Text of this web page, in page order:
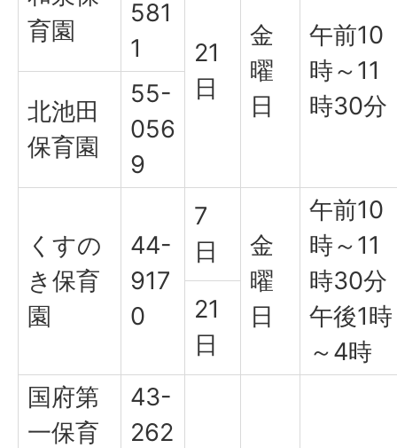
育園
581
1
21
日
金
曜
日
午前10
時～11
時30分
北池田
保育園
55-
056
9
くすの
き保育
園
44-
917
0
7
日
金
曜
日
午前10
時～11
時30分
午後1時
～4時
21
日
国府第
一保育
43-
262